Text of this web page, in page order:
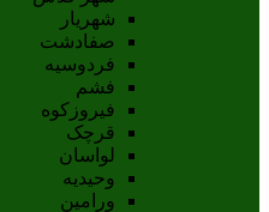
شهریار
صفادشت
فردوسیه
فشم
فیروزکوه
قرچک
لواسان
وحیدیه
ورامین